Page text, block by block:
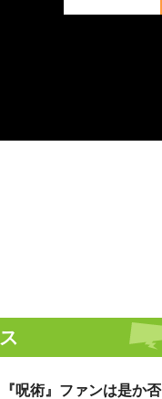
『呪術』ファンは是か否